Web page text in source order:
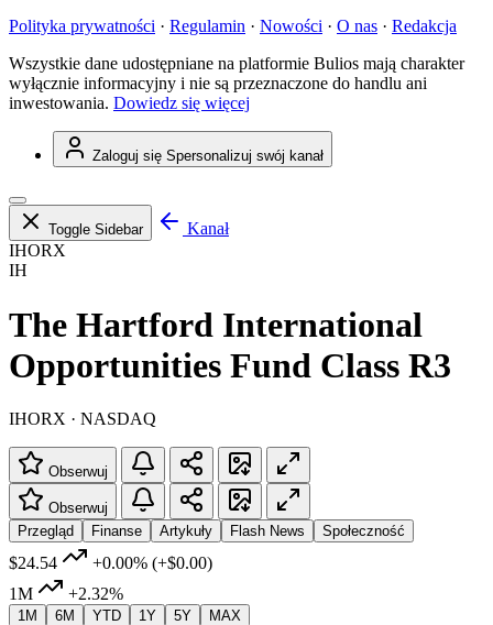
Polityka prywatności · Regulamin · Nowości · O nas · Redakcja
Wszystkie dane udostępniane na platformie Bulios mają charakter
wyłącznie informacyjny i nie są przeznaczone do handlu ani
inwestowania. Dowiedz się więcej
Zaloguj się Spersonalizuj swój kanał
Toggle Sidebar
Kanał
IHORX
IH
The Hartford International
Opportunities Fund Class R3
IHORX · NASDAQ
Obserwuj
Obserwuj
Przegląd
Finanse Artykuły Flash News Społeczność
$24.54 +0.00% (+$0.00)
1M
+2.32%
1M 6M YTD 1Y 5Y MAX